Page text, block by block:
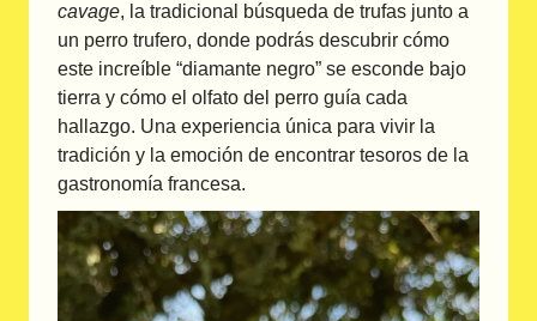
cavage, la tradicional búsqueda de trufas junto a
un perro trufero, donde podrás descubrir cómo
este increíble “diamante negro” se esconde bajo
tierra y cómo el olfato del perro guía cada
hallazgo. Una experiencia única para vivir la
tradición y la emoción de encontrar tesoros de la
gastronomía francesa.